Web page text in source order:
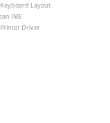
Layout
IME
Driver